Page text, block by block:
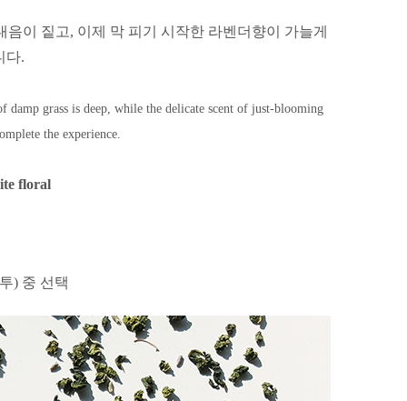
음이 짙고, 이제 막 피기 시작한 라벤더향이 가늘게
다.
grass is deep, while the delicate scent of just-blooming
the experience.
floral
) 중 선택